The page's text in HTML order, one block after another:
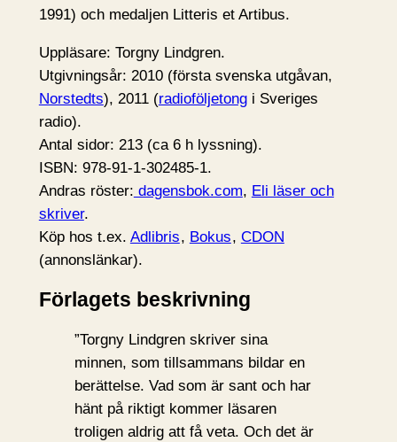
1991) och medaljen Litteris et Artibus.
Uppläsare: Torgny Lindgren.
Utgivningsår: 2010 (första svenska utgåvan,
Norstedts), 2011 (radioföljetongi Sveriges
radio).
Antal sidor: 213 (ca 6 h lyssning).
ISBN: 978-91-1-302485-1.
Andras röster: dagensbok.com, Eli läser och
skriver.
Köp hos t.ex. Adlibris, Bokus, CDON
(annonslänkar).
Förlagets beskrivning
”Torgny Lindgren skriver sina
minnen, som tillsammans bildar en
berättelse. Vad som är sant och har
hänt på riktigt kommer läsaren
troligen aldrig att få veta. Och det är